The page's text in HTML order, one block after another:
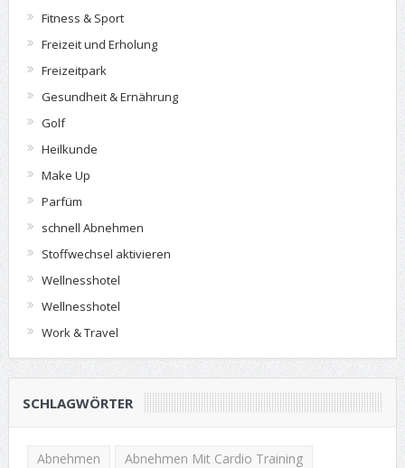
Fitness & Sport
Freizeit und Erholung
Freizeitpark
Gesundheit & Ernährung
Golf
Heilkunde
Make Up
Parfüm
schnell Abnehmen
Stoffwechsel aktivieren
Wellnesshotel
Wellnesshotel
Work & Travel
SCHLAGWÖRTER
Abnehmen
Abnehmen Mit Cardio Training